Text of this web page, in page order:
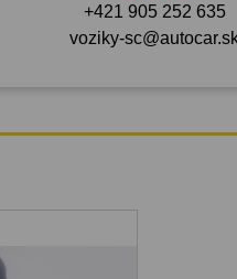
+421 905 252 635
voziky-